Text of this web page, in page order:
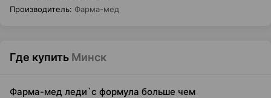
Производитель: Фарма-мед
Где купить Минск
Фарма-мед леди`с формула больше чем